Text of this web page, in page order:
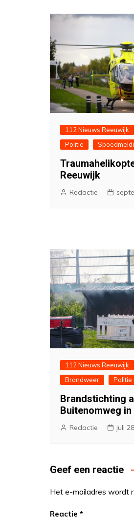
112 Nieuws Reeuwijk
Politie
Reeuwijk
Redactie
112 Nieuws Reeuwijk
Brandweer
Politie
Brandstichting
Buitenomweg
Redactie juli
Geef een reactie
Het e-mailadres wordt
Reactie *